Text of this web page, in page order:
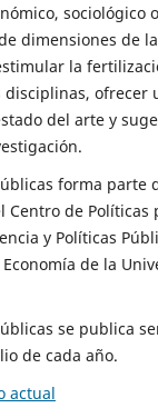
sociológico
dimensiones de
la
disciplinas, ofrecer
del arte y
forma parte
de Políticas
y Políticas
de la
se publica
de cada año.
actual